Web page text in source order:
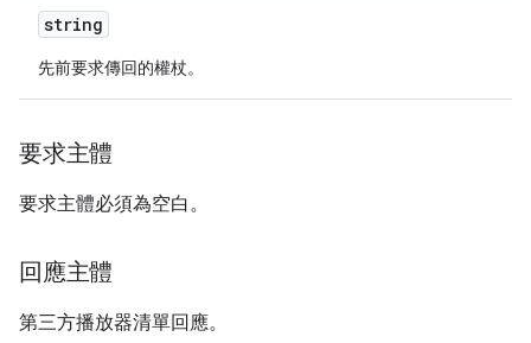
string
先前要求傳回的權杖。
要求主體
要求主體必須為空白。
回應主體
第三方播放器清單回應。